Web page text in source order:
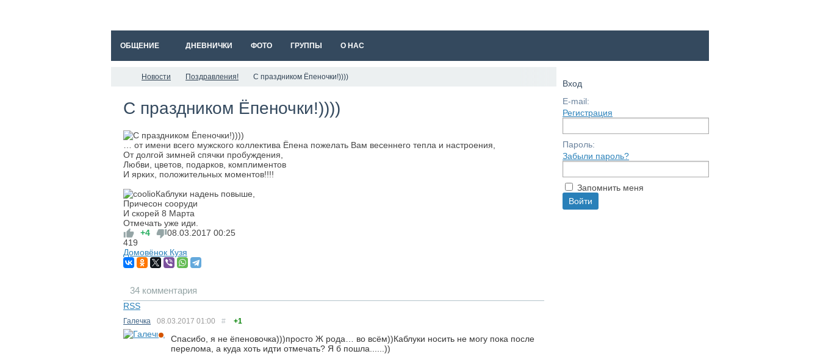
ОБЩЕНИЕ ДНЕВНИЧКИ ФОТО ГРУППЫ О НАС
Новости Поздравления! С праздником Ёпеночки!))))
С праздником Ёпеночки!))))
… от имени всего мужского коллектива Ёпена пожелать Вам весеннего тепла и настроения,
От долгой зимней спячки пробуждения,
Любви, цветов, подарков, комплиментов
И ярких, положительных моментов!!!!
Каблуки надень повыше,
Причесон сооруди
И скорей 8 Марта
Отмечать уже иди.
+4
08.03.2017 00:25
419
Домовёнок Кузя
34 комментария
RSS
Галечка 08.03.2017 01:00 # +1
Спасибо, я не ёпеновочка)))просто Ж рода… во всём))Каблуки носить не могу пока после
перелома, а куда хоть идти отмечать? Я б пошла......))
Вход
E-mail:
Регистрация
Пароль:
Забыли пароль?
Запомнить меня